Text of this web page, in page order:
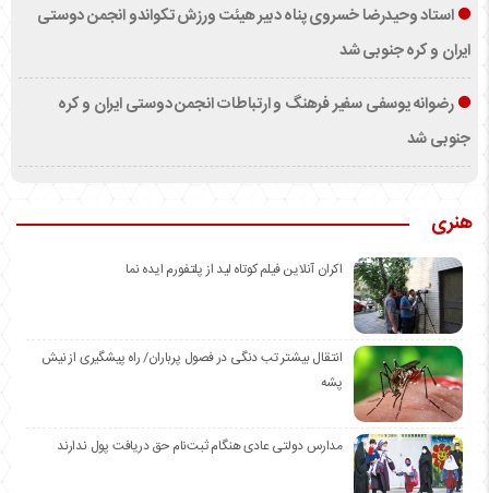
استاد وحیدرضا خسروی پناه دبیر هیئت ورزش تکواندو انجمن دوستی
ایران و کره جنوبی شد
رضوانه یوسفی سفیر فرهنگ و ارتباطات انجمن دوستی ایران و کره
جنوبی شد
هنری
اکران آنلاین فیلم کوتاه لید از پلتفورم ایده نما
انتقال بیشتر تب دنگی در فصول پرباران/ راه پیشگیری از نیش
پشه
مدارس دولتی عادی هنگام ثبت‌نام حق دریافت پول ندارند